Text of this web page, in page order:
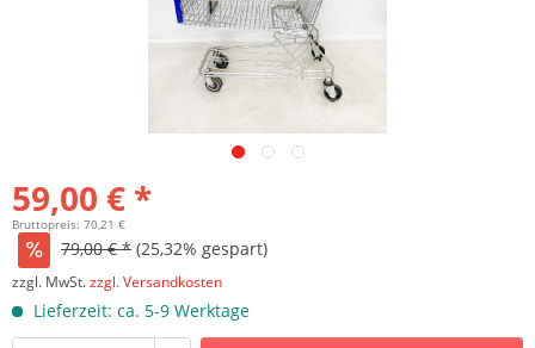
59,00 € *
Bruttopreis: 70,21 €
79,00 € * (25,32% gespart)
zzgl. MwSt.zzgl. Versandkosten
Lieferzeit: ca. 5-9 Werktage